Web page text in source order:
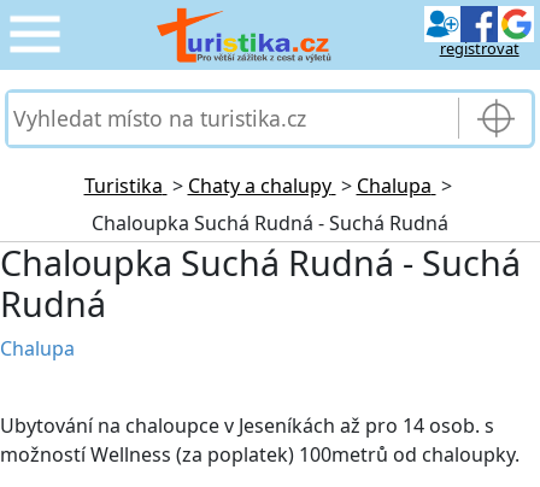
registrovat
CESTOVÁNÍ
PRO TURISTY ›
MOJE TURISTIKA
Turistika > Chaty a chalupy > Chalupa >
Chaloupka Suchá Rudná - Suchá Rudná
Chaloupka Suchá Rudná - Suchá
Rudná
Chalupa
Ubytování na chaloupce v Jeseníkách až pro 14 osob. s
možností Wellness (za poplatek) 100metrů od chaloupky.